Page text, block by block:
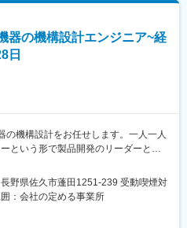
幅広い製品ポートフォリオ（半導体
けコア部品等）で、創立以来80年間
務
当
日帰り（出張なし）
・変更提案等のコンサル業務に加え、
引する中核人材として、業務の標準化
だきます。
り組んでおります！
により業務を効率化
ステム導入で事務作業削減
確認が可能（移動時間削減）
器の機構設計エンジニア~経
日
の機構設計をお任せします。一人一人
という形で製品開発のリーダーとな
プロダクトのプロジェクトに関わりま
あれば新製品の開発を任せてもらえ
科医療機器、歯科技工関連製品、USB
野県佐久市蓬田1251-239 受動喫煙対
：会社の定める事業所